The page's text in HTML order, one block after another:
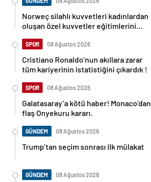
Norweç silahlı kuvvetleri kadınlardan
oluşan özel kuvvetler eğitimlerini
SPOR 08 Ağustos 2026
Cristiano Ronaldo’nun akıllara zarar
tüm kariyerinin istatistiğini çıkardık !
SPOR 08 Ağustos 2026
Galatasaray’a kötü haber! Monaco’dan
flaş Onyekuru kararı.
GÜNDEM 08 Ağustos 2026
Trump’tan seçim sonrası ilk mülakat
GÜNDEM 08 Ağustos 2026